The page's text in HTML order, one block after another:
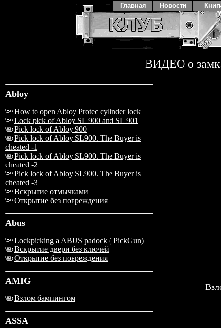
ВИДЕО о
Abloy
How to open Abloy Protec cylinder lock
Lock pick of Abloy SL 900 and SL 901
Pick lock of Abloy 900
Pick lock of Abloy SL900. The Buyer is
cheated -1
Pick lock of Abloy SL900. The Buyer is
cheated -2
Pick lock of Abloy SL900. The Buyer is
cheated -3
Вскрытие отмычками
Открытие без повреждения
Abus
Lockpicking a ABUS padock ( PickGun)
Вскрытие двери без ключей
Открытие без повреждения
AMIG
Взлом бампингом
ASSA
Главная Новости